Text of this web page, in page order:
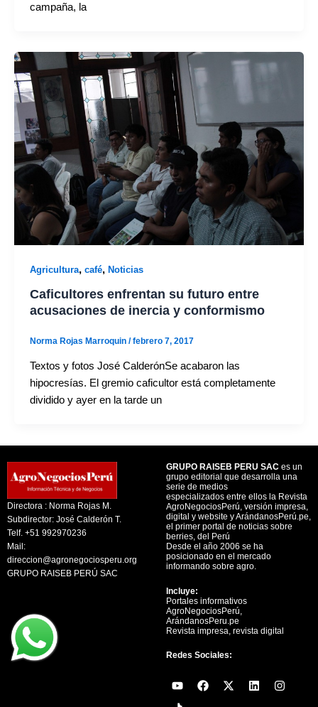
campaña, la
Agricultura, café, Noticias
Caficultores enfrentan su futuro entre
acusaciones de inercia y conformismo
Norma Rojas Marroquin /febrero 7, 2017
Textos y fotos José CalderónSe acabaron las
hipocresías. El gremio caficultor está completamente
dividido y ayer en la tarde un
Directora : Norma Rojas M.
Subdirector: José Calderón T.
Telf. +51 992970236
Mail:
direccion@agronegociosperu.org
GRUPO RAISEB PERÚ SAC
GRUPO RAISEB PERU SAC es un
grupo editorial que desarrolla una
serie de medios
especializados entre ellos la Revista
AgroNegociosPerú, versión impresa,
digital y website y ArándanosPerú.pe,
el primer portal de noticias sobre
berries, del Perú
Desde el año 2006 se ha
posicionado en el mercado
informando sobre agro.
Incluye:
Portales informativos
AgroNegociosPerú,
ArándanosPeru.pe
Revista impresa, revista digital
Redes Sociales:
Y
o
u
F
a
X
-
L
i
I
n